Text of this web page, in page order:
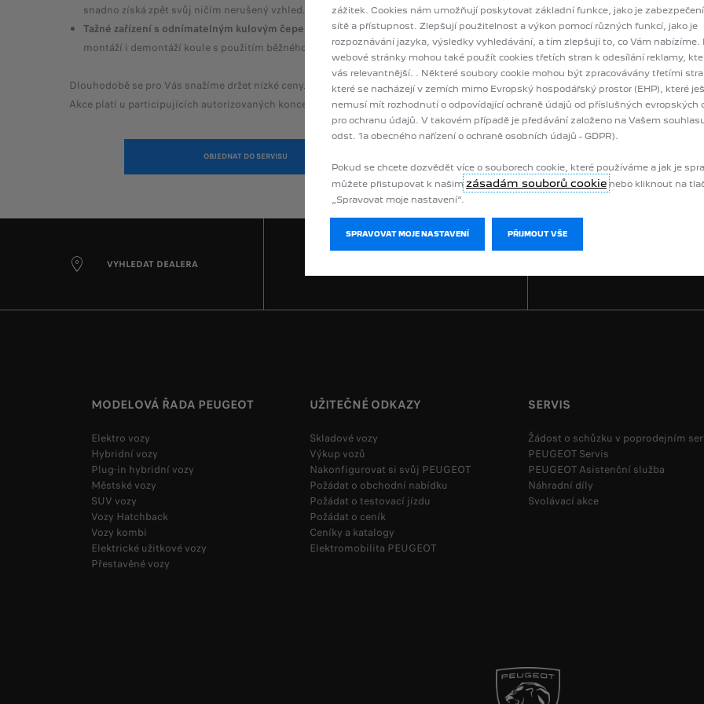
snadno získá zpět svůj ničím nerušený vzhled.
Tažné zařízení s odnímatelným kulovým čepem tvaru labutího krkuje jednoduchým a velmi běžným typem tažného zařízení
montáží i demontáží koule s použitím běžného nářadí.
Dlouhodobě se pro Vás snažíme držet nízké ceny. A právě proto Vám nabízíme všechna tatažná zařízení a kompatibilní kabely se
Akce platí u participujících autorizovaných koncesionářů Peugeot.
OBJEDNAT DO SERVISU
VYHLEDAT DEALERA
MODELOVÁ ŘADA PEUGEOT
Elektro vozy
Hybridní vozy
Plug-in hybridní vozy
Městské vozy
SUV vozy
Vozy Hatchback
Vozy kombi
Elektrické užitkové vozy
Přestavěné vozy
UŽITEČNÉ ODKAZY
Skladové vozy
Výkup vozů
Nakonfigurovat si svůj PEUGEOT
Požádat o obchodní nabídku
Požádat o testovací jízdu
Požádat o ceník
Ceníky a katalogy
Elektromobilita PEUGEOT
SERVIS
Žádost o schůzku v poprodejním
PEUGEOT Servis
PEUGEOT Asistenční služba
Náhradní díly
Svolávací akce
zážitek. Cookies nám umožňují poskytovat základní funkce, jako je
sítě a přístupnost. Zlepšují použitelnost a výkon pomocí různých funkcí, jako je
rozpoznávání jazyka, výsledky vyhledávání, a tím zlepšují to, co Vám nabízíme.
webové stránky mohou také použít cookies třetích stran k odesílání reklamy,
vás relevantnější. . Některé soubory cookie mohou být zpracovávány třetími
které se nacházejí v zemích mimo Evropský hospodářský prostor (EHP), které
nemusí mít rozhodnutí o odpovídající ochraně údajů od příslušných evropských
pro ochranu údajů. V takovém případě je předávání založeno na Vašem
odst. 1a obecného nařízení o ochraně osobních údajů - GDPR).
Pokud se chcete dozvědět více o souborech cookie, které používáme a jak je
můžete přistupovat k našim zásadám souborů cookie nebo kliknout na
„Spravovat moje nastavení“.
SPRAVOVAT MOJE NASTAVENÍ PŘIJMOUT VŠE